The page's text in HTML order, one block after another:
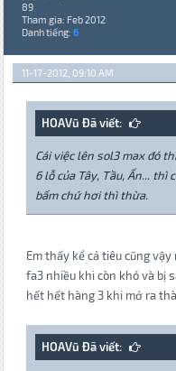
89
Tham gia: Feb 2012
Danh tiếng: 6
11-17-2012, 09:10 AM
HOAVũ Đã viết:
Cái việc lên sol3 max đó
6 lỗ của Tây, Tầu, Ấn... thì
bấm chứ hơi thì thừa.
Em thấy kể cả tiêu cũng
fa3 nhiều khi còn khó và bị
hết hết hàng 3 khi mở ra
HOAVũ Đã viết: